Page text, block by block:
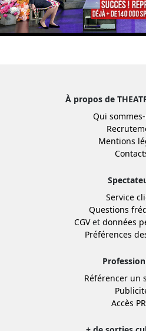
À propos de
Qui
Mentions
Service
Questions
CGVet données
Préférences
Référencer un
Accès